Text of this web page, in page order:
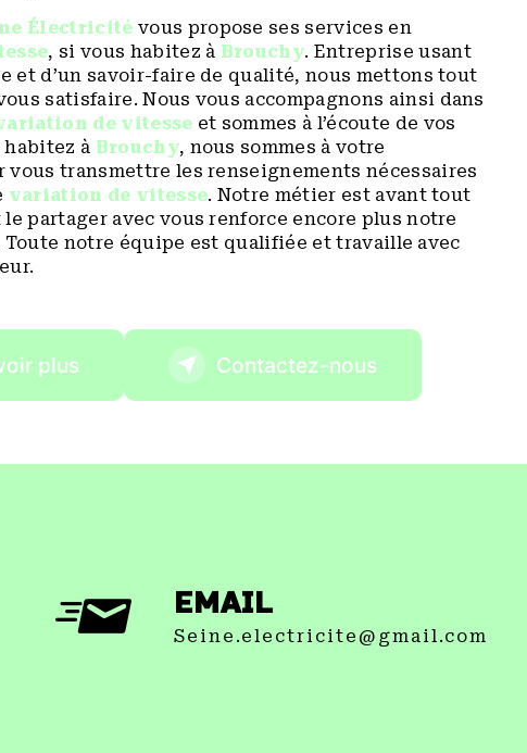
Électricité vous propose ses services en
, si vous habitez à Brouchy. Entreprise usant
et d’un savoir-faire de qualité, nous mettons tout
satisfaire. Nous vous accompagnons ainsi dans
de vitesse et sommes à l’écoute de vos
habitez à Brouchy, nous sommes à votre
transmettre les renseignements nécessaires
variation de vitesse. Notre métier est avant tout
partager avec vous renforce encore plus notre
Toute notre équipe est qualifiée et travaille avec
plus Contactez-nous
EMAIL
seine.electricite@gmail.com